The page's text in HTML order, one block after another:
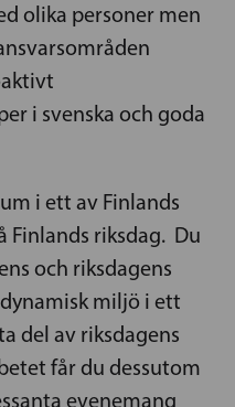
olika personer men
i svenska och goda
i ett av Finlands
Finlands riksdag. Du
och riksdagens
miljö i ett
del av riksdagens
får du dessutom
evenemang